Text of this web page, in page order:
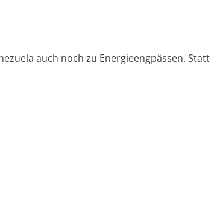
auch noch zu Energieengpässen. Statt